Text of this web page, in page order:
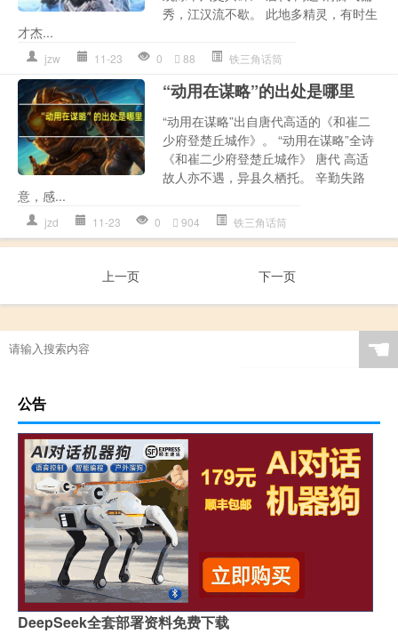
秀，江汉流不歇。 此地多精灵，有时生
才杰...
jzw 11-23 0 88 铁三角话筒
“动用在谋略”的出处是哪里
“动用在谋略”出自唐代高适的《和崔二
少府登楚丘城作》。 “动用在谋略”全诗
《和崔二少府登楚丘城作》 唐代 高适
故人亦不遇，异县久栖托。 辛勤失路
意，感...
jzd 11-23 0 904 铁三角话筒
上一页 下一页
☚
公告
DeepSeek全套部署资料免费下载